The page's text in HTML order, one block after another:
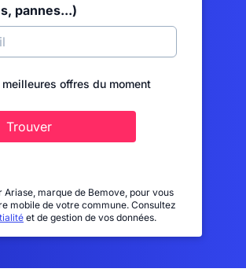
pannes...)
offres du moment
Trouver
marque de Bemove, pour vous
mobile de votre commune. Consultez
et de gestion de vos données.